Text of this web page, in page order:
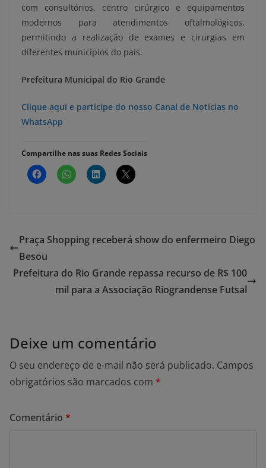
com consultórios, centro cirúrgico e equipamentos
modernos para atendimentos oftalmológicos,
permitindo a realização de exames e cirurgias em
diferentes municípios do país.
Prefeitura Municipal do Rio Grande
Clique aqui e participe do nosso Canal de Notícias no
WhatsApp
Compartilhe nas suas Redes Sociais
Praça Shopping receberá show do enfermeiro Diego
Besou
Prefeitura do Rio Grande repassa recurso de R$ 100
mil para a Associação Riograndense Futsal
Deixe um comentário
O seu endereço de e-mail não será publicado. Campos
obrigatórios são marcados com *
Comentário *